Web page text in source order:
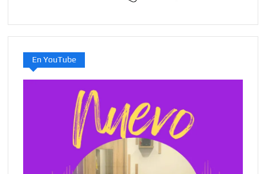
En YouTube